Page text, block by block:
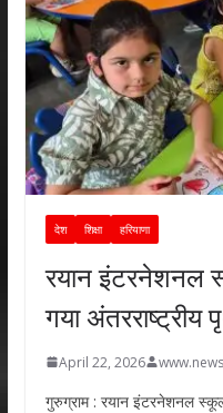
देश शिक्षा हरियाणा
रयान इंटरनेशनल
गया अंतरराष्ट्रीय
April 22, 2026
गुरुग्राम : रयान इंटरनेशनल